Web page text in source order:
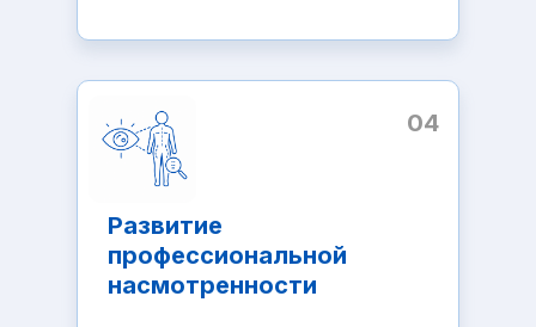
Развитие
профессиональной
насмотренности
04